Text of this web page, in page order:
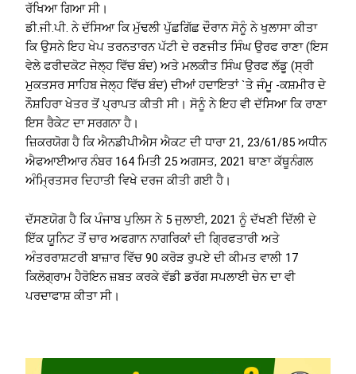
ਰੱਖਿਆ ਗਿਆ ਸੀ।
ਡੀ.ਜੀ.ਪੀ. ਨੇ ਦੱਸਿਆ ਕਿ ਮੁੱਢਲੀ ਪੁੱਛਗਿੱਛ ਦੌਰਾਨ ਸੋਨੂੰ ਨੇ ਖੁਲਾਸਾ ਕੀਤਾ
ਕਿ ਉਸਨੇ ਇਹ ਖੇਪ ਤਰਨਤਾਰਨ ਪੱਟੀ ਦੇ ਰਣਜੀਤ ਸਿੰਘ ਉਰਫ ਰਾਣਾ (ਇਸ
ਵੇਲੇ ਫਰੀਦਕੋਟ ਜੇਲ੍ਹ ਵਿੱਚ ਬੰਦ) ਅਤੇ ਮਲਕੀਤ ਸਿੰਘ ਉਰਫ ਲੱਡੂ (ਸ੍ਰੀ
ਮੁਕਤਸਰ ਸਾਹਿਬ ਜੇਲ੍ਹ ਵਿੱਚ ਬੰਦ) ਦੀਆਂ ਹਦਾਇਤਾਂ `ਤੇ ਜੰਮੂ -ਕਸ਼ਮੀਰ ਦੇ
ਨੌਸ਼ਹਿਰਾ ਖੇਤਰ ਤੋਂ ਪ੍ਰਾਪਤ ਕੀਤੀ ਸੀ। ਸੋਨੂੰ ਨੇ ਇਹ ਵੀ ਦੱਸਿਆ ਕਿ ਰਾਣਾ
ਇਸ ਰੈਕੇਟ ਦਾ ਸਰਗਨਾ ਹੈ।
ਜ਼ਿਕਰਯੋਗ ਹੈ ਕਿ ਐਨਡੀਪੀਐਸ ਐਕਟ ਦੀ ਧਾਰਾ 21, 23/61/85 ਅਧੀਨ
ਐਫਆਈਆਰ ਨੰਬਰ 164 ਮਿਤੀ 25 ਅਗਸਤ, 2021 ਥਾਣਾ ਕੱਥੂਨੰਗਲ
ਅੰਮ੍ਰਿਤਸਰ ਦਿਹਾਤੀ ਵਿਖੇ ਦਰਜ ਕੀਤੀ ਗਈ ਹੈ।
ਦੱਸਣਯੋਗ ਹੈ ਕਿ ਪੰਜਾਬ ਪੁਲਿਸ ਨੇ 5 ਜੁਲਾਈ, 2021 ਨੂੰ ਦੱਖਣੀ ਦਿੱਲੀ ਦੇ
ਇੱਕ ਯੂਨਿਟ ਤੋਂ ਚਾਰ ਅਫਗਾਨ ਨਾਗਰਿਕਾਂ ਦੀ ਗ੍ਰਿਫਤਾਰੀ ਅਤੇ
ਅੰਤਰਰਾਸ਼ਟਰੀ ਬਾਜ਼ਾਰ ਵਿੱਚ 90 ਕਰੋੜ ਰੁਪਏ ਦੀ ਕੀਮਤ ਵਾਲੀ 17
ਕਿਲੋਗ੍ਰਾਮ ਹੈਰੋਇਨ ਜ਼ਬਤ ਕਰਕੇ ਵੱਡੀ ਡਰੱਗ ਸਪਲਾਈ ਚੇਨ ਦਾ ਵੀ
ਪਰਦਾਫਾਸ਼ ਕੀਤਾ ਸੀ।